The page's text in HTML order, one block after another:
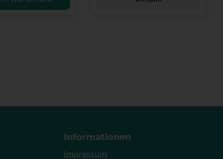
Informationen
Impressum